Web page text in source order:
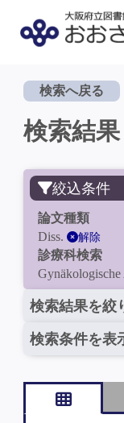
検索へ戻る
検索結果
絞込条件
論文種類
Diss.
解除
診療科検索
検索結果を絞
検索条件を表